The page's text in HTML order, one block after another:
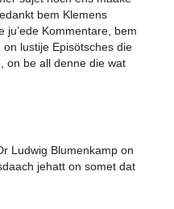
bem Klemens
ju’ede Kommentare, bem
on lustije Episötsches die
on be all denne die wat
Ludwig Blumenkamp on
jehatt on somet dat